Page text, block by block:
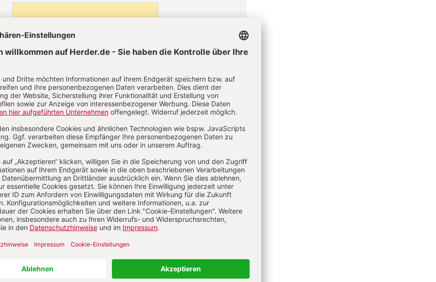
Diesen Artikel jetzt lesen!
innen können diesen
lesen.